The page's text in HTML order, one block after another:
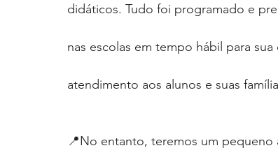
didáticos. Tudo foi programado e
nas escolas em tempo hábil para
atendimento aos alunos e suas
📍No entanto, teremos um